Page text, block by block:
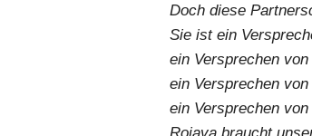
Doch diese
Sie ist ein
ein Versprechen
ein Versprechen von
ein Versprechen